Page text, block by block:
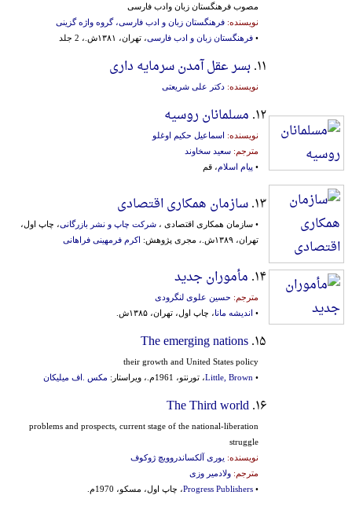
مصوب فرهنگستان زبان وادب فارسی
نویسنده: فرهنگستان زبان و ادب فارسی، گروه واژه گزینی
• فرهنگستان زبان و ادب فارسی، تهران، ۱۳۸۱ش.، 2 جلد
۱۱. بسر عقل آمدن سرمایه داری
نویسنده: دکتر علی شریعتی
۱۲. مسلمانان روسیه
نویسنده: اسماعیل حکیم اوغلو
مترجم: سعید سخاوند
• پیام اسلام، قم
۱۳. سازمان همکاری اقتصادی
• سازمان همکاری اقتصادی ، شرکت چاپ و نشر بازرگانی، چاپ اول،
تهران، ۱۳۸۹ش.، مجری پژوهش:
اکرم فرمهینی فراهانی
۱۴. مأموران جدید
مترجم: حسین علوی لنگرودی
• اندیشه مانا، چاپ اول، تهران، ۱۳۸۵ش.
۱۵. The emerging nations
their growth and United States policy
•
Little, Brown، تورنتو، 1961م.، ویراستار: مکس .اف میلیکان
۱۶. The Third world
problems and prospects, current stage of the national-liberation
struggle
نویسنده: یوری‌ آلکساندروویچ‌ ژوکوف
مترجم: ولادمیر وزی
•
Progress Publishers، چاپ اول، مسکو، 1970م.